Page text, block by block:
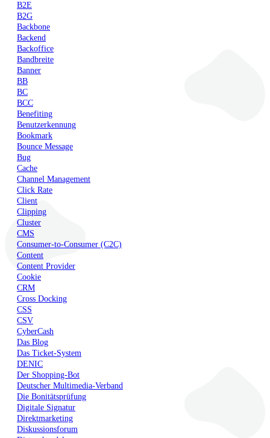
B2E
B2G
Backbone
Backend
Backoffice
Bandbreite
Banner
BB
BC
BCC
Benefiting
Benutzerkennung
Bookmark
Bounce Message
Bug
Cache
Channel Management
Click Rate
Client
Clipping
Cluster
CMS
Consumer-to-Consumer (C2C)
Content
Content Provider
Cookie
CRM
Cross Docking
CSS
CSV
CyberCash
Das Blog
Das Ticket-System
DENIC
Der Shopping-Bot
Deutscher Multimedia-Verband
Die Bonitätsprüfung
Digitale Signatur
Direktmarketing
Diskussionsforum